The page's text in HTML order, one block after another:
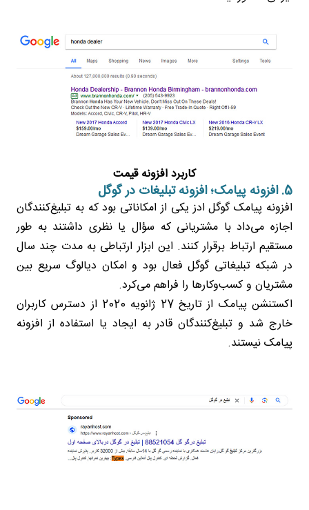
کاربرد افزونه قیمت
5. افزونه پیامک؛ افزونه تبلیغات در گوگل
افزونه پیامک گوگل ادز یکی از امکاناتی بود که به تبلیغ‌کنندگان
اجازه می‌داد با مشتریانی که سؤال یا نظری داشتند به طور
مستقیم ارتباط برقرار کنند. این ابزار ارتباطی به مدت چند سال
در شبکه تبلیغاتی گوگل فعال بود و امکان دیالوگ سریع بین
مشتریان و کسب‌وکارها را فراهم می‌کرد.
اکستنشن پیامک از تاریخ 27 ژانویه 2020 از دسترس کاربران
خارج شد و تبلیغ‌کنندگان قادر به ایجاد یا استفاده از افزونه
پیامک نیستند.